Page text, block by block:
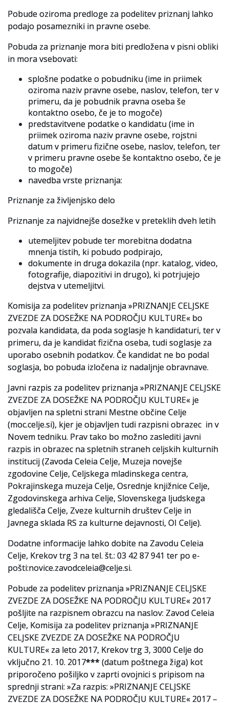
Pobude oziroma predloge za podelitev priznanj lahko
podajo posamezniki in pravne osebe.
Pobuda za priznanje mora biti predložena v pisni obliki
in mora vsebovati:
splošne podatke o pobudniku (ime in priimek
oziroma naziv pravne osebe, naslov, telefon, ter v
primeru, da je pobudnik pravna oseba še
kontaktno osebo, če je to mogoče)
predstavitvene podatke o kandidatu (ime in
priimek oziroma naziv pravne osebe, rojstni
datum v primeru fizične osebe, naslov, telefon, ter
v primeru pravne osebe še kontaktno osebo, če je
to mogoče)
navedba vrste priznanja:
Priznanje za življenjsko delo
Priznanje za najvidnejše dosežke v preteklih dveh letih
utemeljitev pobude ter morebitna dodatna
mnenja tistih, ki pobudo podpirajo,
dokumente in druga dokazila (npr. katalog, video,
fotografije, diapozitivi in drugo), ki potrjujejo
dejstva v utemeljitvi.
Komisija za podelitev priznanja »PRIZNANJE CELJSKE
ZVEZDE ZA DOSEŽKE NA PODROČJU KULTURE« bo
pozvala kandidata, da poda soglasje h kandidaturi, ter v
primeru, da je kandidat fizična oseba, tudi soglasje za
uporabo osebnih podatkov. Če kandidat ne bo podal
soglasja, bo pobuda izločena iz nadaljnje obravnave.
Javni razpis za podelitev priznanja »PRIZNANJE CELJSKE
ZVEZDE ZA DOSEŽKE NA PODROČJU KULTURE« je
objavljen na spletni strani Mestne občine Celje
(moc.celje.si), kjer je objavljen tudi razpisni obrazec in v
Novem tedniku. Prav tako bo možno zaslediti javni
razpis in obrazec na spletnih straneh celjskih kulturnih
institucij (Zavoda Celeia Celje, Muzeja novejše
zgodovine Celje, Celjskega mladinskega centra,
Pokrajinskega muzeja Celje, Osrednje knjižnice Celje,
Zgodovinskega arhiva Celje, Slovenskega ljudskega
gledališča Celje, Zveze kulturnih društev Celje in
Javnega sklada RS za kulturne dejavnosti, OI Celje).
Dodatne informacije lahko dobite na Zavodu Celeia
Celje, Krekov trg 3 na tel. št.: 03 42 87 941 ter po e-
pošti:novice.zavodceleia@celje.si.
Pobude za podelitev priznanja »PRIZNANJE CELJSKE
ZVEZDE ZA DOSEŽKE NA PODROČJU KULTURE« 2017
pošljite na razpisnem obrazcu na naslov: Zavod Celeia
Celje, Komisija za podelitev priznanja »PRIZNANJE
CELJSKE ZVEZDE ZA DOSEŽKE NA PODROČJU
KULTURE« za leto 2017, Krekov trg 3, 3000 Celje do
vključno 21. 10. 2017***(datum poštnega žiga) kot
priporočeno pošiljko v zaprti ovojnici s pripisom na
sprednji strani: »Za razpis: »PRIZNANJE CELJSKE
ZVEZDE ZA DOSEŽKE NA PODROČJU KULTURE« 2017 –